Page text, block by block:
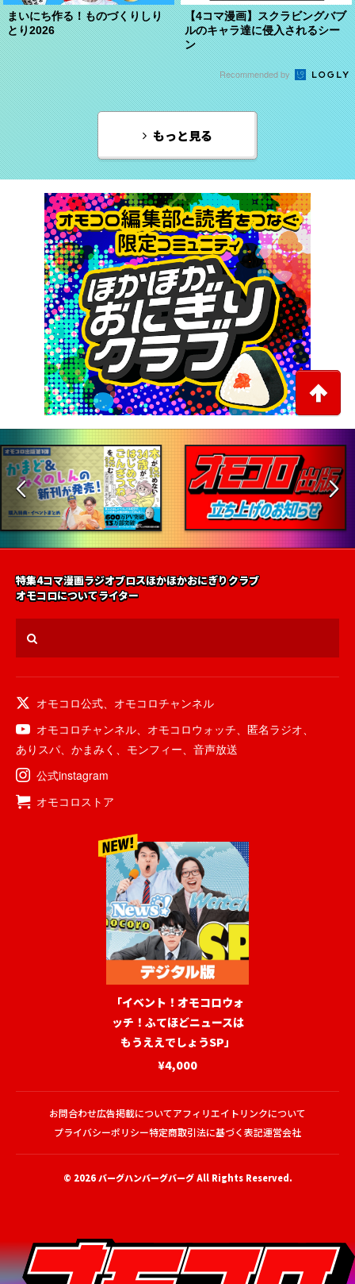
まいにち作る！ものづくりしり
とり2026
【4コマ漫画】スクラビングバブ
ルのキャラ達に侵入されるシー
ン
Recommended by
もっと見る
特集4コマ漫画ラジオブロスほかほかおにぎりクラブ
オモコロについてライター
オモコロ公式
オモコロチャンネル
オモコロチャンネル
オモコロウォッチ 匿名ラジオ
ありスパ
かまみく モンフィー
音声放送
公式instagram
オモコロストア
「イベント！オモコロウォ
ッチ！ふてほどニュースは
もうええでしょうSP」
¥4,000
お問合わせ広告掲載についてアフィリエイトリンクについて
プライバシーポリシー特定商取引法に基づく表記運営会社
© 2026バーグハンバーグバーグAll Rights Reserved.